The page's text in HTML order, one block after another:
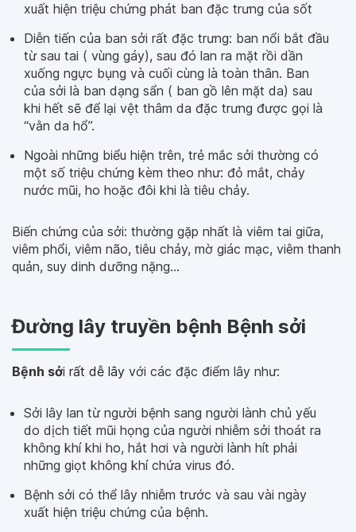
xuất hiện triệu chứng phát ban đặc trưng của sốt
Diễn tiến của ban sởi rất đặc trưng: ban nổi bắt đầu
từ sau tai ( vùng gáy), sau đó lan ra mặt rồi dần
xuống ngực bụng và cuối cùng là toàn thân. Ban
của sởi là ban dạng sẩn ( ban gồ lên mặt da) sau
khi hết sẽ để lại vệt thâm da đặc trưng được gọi là
“vằn da hổ”.
Ngoài những biểu hiện trên, trẻ mắc sởi thường có
một số triệu chứng kèm theo như: đỏ mắt, chảy
nước mũi, ho hoặc đôi khi là tiêu chảy.
Biến chứng của sởi: thường gặp nhất là viêm tai giữa,
viêm phổi, viêm não, tiêu chảy, mờ giác mạc, viêm thanh
quản, suy dinh dưỡng nặng…
Đường lây truyền bệnh Bệnh sởi
Bệnh sởi rất dễ lây với các đặc điểm lây như:
Sởi lây lan từ người bệnh sang người lành chủ yếu
do dịch tiết mũi họng của người nhiễm sởi thoát ra
không khí khi ho, hắt hơi và người lành hít phải
những giọt không khí chứa virus đó.
Bệnh sởi có thể lây nhiễm trước và sau vài ngày
xuất hiện triệu chứng của bệnh.